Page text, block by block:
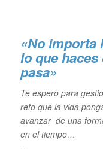
«No importa
lo que
pasa»
Te espero para
reto que la vida
avanzar de una
en el tiempo…